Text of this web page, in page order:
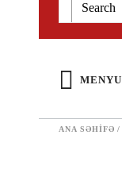
MENYU
ANA SƏHIFƏ /